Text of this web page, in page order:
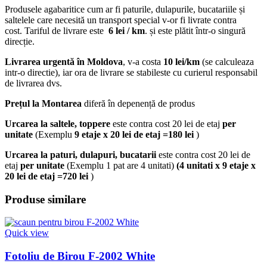
Produsele agabaritice cum ar fi paturile, dulapurile, bucatariile și
saltelele care necesită un transport special v-or fi livrate contra
cost. Tariful de livrare este 6 lei / km. și este plătit într-o singură
direcție.
Livrarea urgentă în Moldova, v-a costa 10 lei/km (se calculeaza
intr-o directie), iar ora de livrare se stabileste cu curierul responsabil
de livrarea dvs.
Prețul la Montarea diferă în depenență de produs
Urcarea la saltele, toppere este contra cost 20 lei de etaj per
unitate (Exemplu 9 etaje x 20 lei de etaj =180 lei )
Urcarea la paturi, dulapuri, bucatarii este contra cost 20 lei de
etaj per unitate (Exemplu 1 pat are 4 unitati) (4 unitati x 9 etaje x
20 lei de etaj =720 lei )
Produse similare
Quick view
Fotoliu de Birou F-2002 White